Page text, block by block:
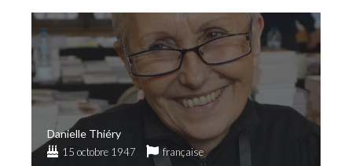
Danielle Thiéry
15 octobre 1947 française